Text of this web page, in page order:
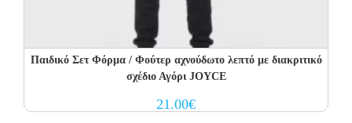
Παιδικό Σετ Φόρμα / Φούτερ αχνούδωτο λεπτό με διακριτικό
σχέδιο Αγόρι JOYCE
21.00€